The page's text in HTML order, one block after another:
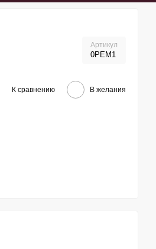
Артикул
0РЕМ1
К сравнению В желания